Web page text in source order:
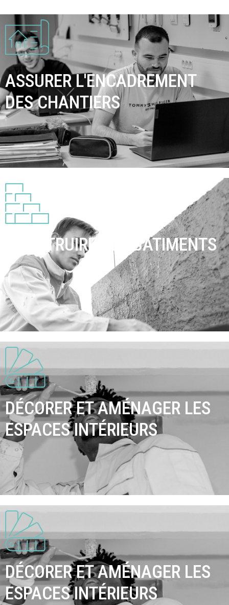
ASSURER L'ENCADREMENT
DES CHANTIERS
CONSTRUIRE DES BÂTIMENTS
DÉCORER ET AMÉNAGER LES
ESPACES INTÉRIEURS
DÉCORER ET AMÉNAGER LES
ESPACES INTÉRIEURS